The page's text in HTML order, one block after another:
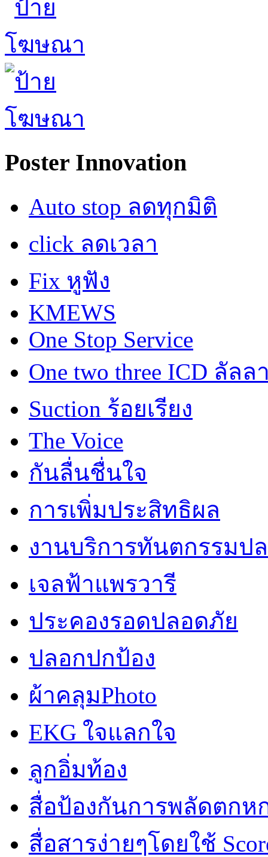
Poster Innovation
Auto stop ลดทุกมิติ
click ลดเวลา
Fix หูฟัง
KMEWS
One Stop Service
One two three ICD ลัลล
Suction ร้อยเรียง
The Voice
กันลื่นชื่นใจ
การเพิ่มประสิทธิผล
งานบริการทันตกรรมป
เจลฟ้าแพรวารี
ประคองรอดปลอดภัย
ปลอกปกป้อง
ผ้าคลุมPhoto
EKG ใจแลกใจ
ลูกอิ่มท้อง
สื่อป้องกันการพลัดตกห
สื่อสารง่ายๆโดยใช้